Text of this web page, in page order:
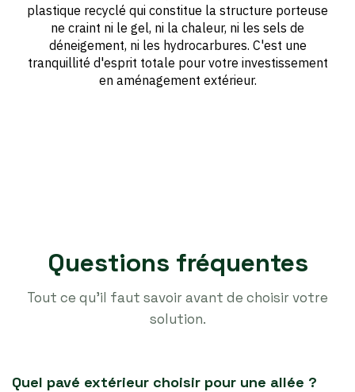
plastique recyclé qui constitue la structure porteuse
ne craint ni le gel, ni la chaleur, ni les sels de
déneigement, ni les hydrocarbures. C'est une
tranquillité d'esprit totale pour votre investissement
en aménagement extérieur.
Questions fréquentes
Tout ce qu’il faut savoir avant de choisir votre
solution.
Quel pavé extérieur choisir pour une allée ?